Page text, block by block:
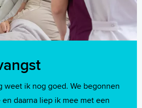
weet ik nog goed. We begonnen
daarna liep ik mee met een